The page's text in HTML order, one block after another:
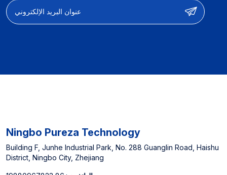
Ningbo Pureza Technology
Building F, Junhe Industrial Park, No. 288 Guanglin Road, Haishu
District, Ningbo City, Zhejiang